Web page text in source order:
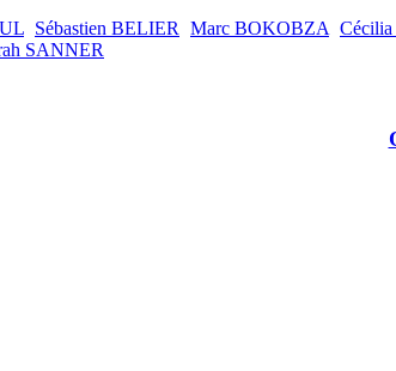
Sébastien BELIER Marc BOKOBZA
SANNER